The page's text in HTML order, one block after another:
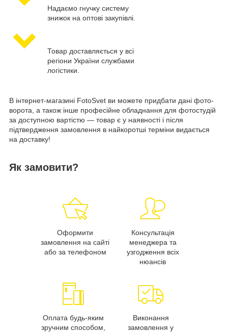
Надаємо гнучку систему
знижок на оптові закупівлі.
Товар доставляється у всі
регіони України службами
логістики.
В інтернет-магазині FotoSvet ви можете придбати дані фото-
ворота, а також інше професійне обладнання для фотостудій
за доступною вартістю — товар є у наявності і після
підтвердження замовлення в найкоротші терміни видається
на доставку!
Як замовити?
Оформити
замовлення на сайті
або за телефоном
Консультація
менеджера та
узгодження всіх
нюансів
Оплата будь-яким
зручним способом,
Виконання
замовлення у